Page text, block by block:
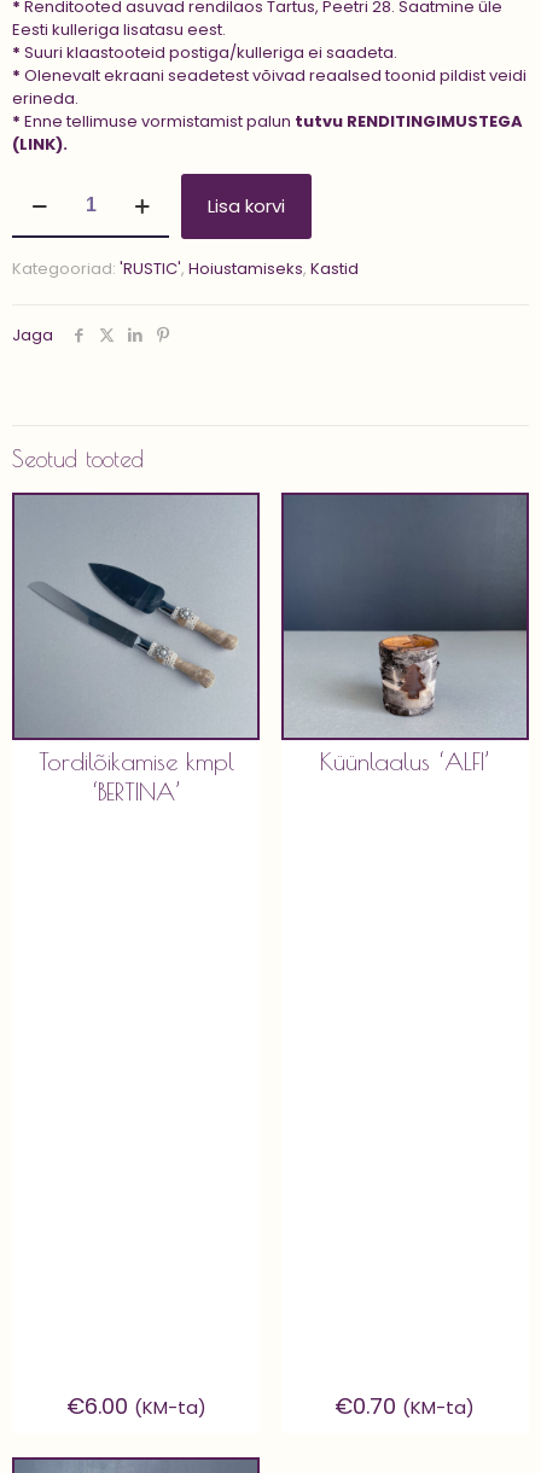
* Renditooted asuvad rendilaos Tartus, Peetri 28. Saatmine üle
Eesti kulleriga lisatasu eest.
* Suuri klaastooteid postiga/kulleriga ei saadeta.
* Olenevalt ekraani seadetest võivad reaalsed toonid pildist veidi
erineda.
* Enne tellimuse vormistamist palun tutvu RENDITINGIMUSTEGA
(LINK).
'RAMSY
M'
Lisa korvi
Kategooriad: 'RUSTIC', Hoiustamiseks, Kastid
Jaga
Seotud tooted
Tordilõikamise kmpl
‘BERTINA’
€6.00 (KM-ta)
Küünlaalus ‘ALFI’
€0.70 (KM-ta)